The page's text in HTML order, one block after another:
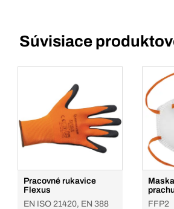
Súvisiace
Pracovné rukavice
Flexus
EN ISO 21420, EN 388
FFP2